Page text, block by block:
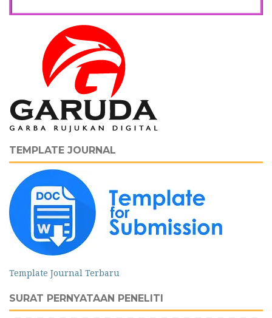
TEMPLATE JOURNAL
Template Journal Terbaru
SURAT PERNYATAAN PENELITI